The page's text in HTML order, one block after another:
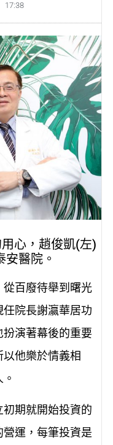
17:38
心，趙俊凱(左)
醫院。
百廢待舉到曙光
院長謝瀛華居功
演著幕後的重要
他樂於情義相
期就開始投資的
運，每筆投資是